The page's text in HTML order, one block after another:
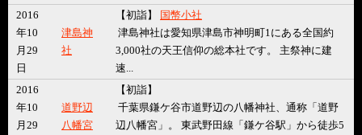
2016
年10
月29
日
津島神
社
【初詣】
国幣小社
津島神社は愛知県津島市神明町1にある全国約
3,000社の天王信仰の総本社です。 主祭神に建
速...
2016
年10
月29
道野辺
八幡宮
【初詣】
千葉県鎌ケ谷市道野辺の八幡神社、通称「道野
辺八幡宮」。 東武野田線「鎌ケ谷駅」から徒歩5